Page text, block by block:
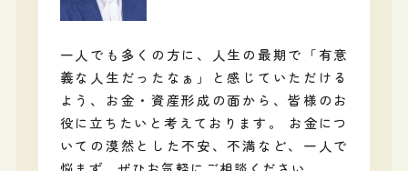
一人でも多くの方に、人生の最期で「有意
義な人生だったなぁ」と感じていただける
よう、お金・資産形成の面から、皆様のお
役に立ちたいと考えております。 お金につ
いての漠然とした不安、不満など、一人で